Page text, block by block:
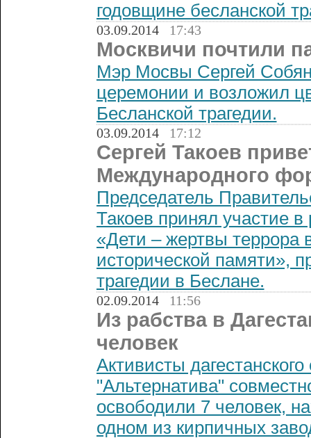
годовщине бесланской
03.09.2014 17:43
Москвичи почтили
Мэр Мосвы Сергей
церемонии и возложил
Бесланской трагедии.
03.09.2014 17:12
Сергей Такоев
Международного
Председатель
Такоев принял участие
«Дети – жертвы
исторической памяти»,
трагедии в Беслане.
02.09.2014 11:56
Из рабства в
человек
Активисты
"Альтернатива"
освободили 7 человек,
одном из кирпичных